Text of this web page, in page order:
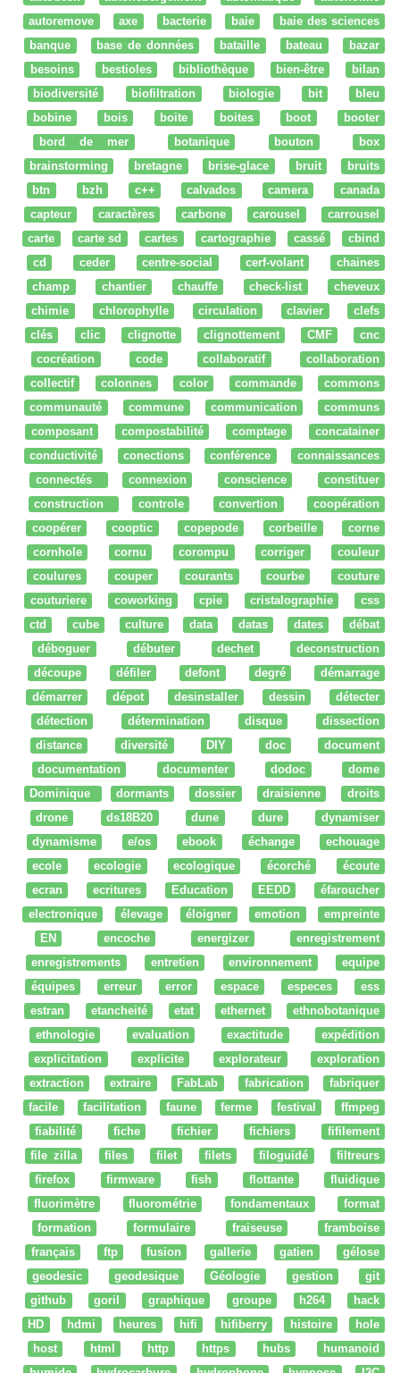
autoremove
axe bacterie baie
baie des sciences
banque
base de données bataille bateau
bazar
besoins
bestioles bibliothèque bien-être
bilan
biodiversité
biofiltration biologie bit
bleu
bobine
bois boite boites boot
booter
bord de mer
botanique bouton
box
brainstorming
bretagne brise-glace bruit
bruits
btn
bzh c++ calvados camera
canada
capteur
caractères carbone carousel
carrousel
carte
carte sd cartes cartographie cassé
cbind
cd
ceder centre-social cerf-volant
chaines
champ
chantier chauffe check-list
cheveux
chimie
chlorophylle circulation clavier
clefs
clés
clic clignotte clignottement CMF
cnc
cocréation
code collaboratif
collaboration
collectif
colonnes color commande
commons
communauté
commune communication
communs
composant
compostabilité comptage
concatainer
conductivité
conections conférence
connaissances
connectés
connexion conscience
constituer
construction
controle convertion
coopération
coopérer
cooptic copepode corbeille
corne
cornhole
cornu corompu corriger
couleur
coulures
couper courants courbe
couture
couturiere
coworking cpie cristalographie
css
ctd
cube culture data datas dates
débat
déboguer
débuter dechet
deconstruction
découpe
défiler defont degré
démarrage
démarrer
dépot desinstaller dessin
détecter
détection
détermination disque
dissection
distance
diversité DIY doc
document
documentation
documenter dodoc
dome
Dominique
dormants dossier draisienne
droits
drone
ds18B20 dune dure
dynamiser
dynamisme
e/os ebook échange
echouage
ecole
ecologie ecologique écorché
écoute
ecran
ecritures Education EEDD
éfaroucher
electronique
élevage éloigner emotion
empreinte
EN
encoche energizer
enregistrement
enregistrements
entretien environnement
equipe
équipes
erreur error espace especes
ess
estran
etancheité etat ethernet
ethnobotanique
ethnologie
evaluation exactitude
expédition
explicitation
explicite explorateur
exploration
extraction
extraire FabLab fabrication
fabriquer
facile
facilitation faune ferme festival
ffmpeg
fiabilité
fiche fichier fichiers
fifilement
file zilla
files filet filets filoguidé
filtreurs
firefox
firmware fish flottante
fluidique
fluorimètre
fluorométrie fondamentaux
format
formation
formulaire fraiseuse
framboise
français
ftp fusion gallerie gatien
gélose
geodesic
geodesique Géologie gestion
git
github
goril graphique groupe h264
hack
HD
hdmi heures hifi hifiberry histoire
hole
host
html http https hubs
humanoid